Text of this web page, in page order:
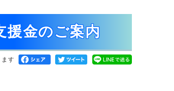
援金のご案内
す